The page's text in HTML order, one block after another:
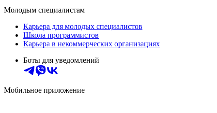
Молодым специалистам
Карьера для молодых специалистов
Школа программистов
Карьера в некоммерческих организациях
Боты для уведомлений
Мобильное приложение